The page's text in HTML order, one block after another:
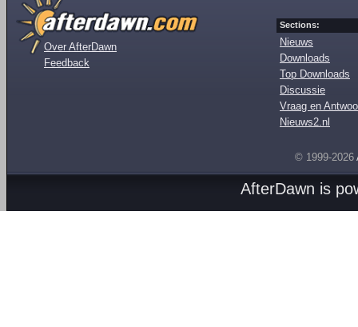
Over AfterDawn
Feedback
Sections:
Nieuws
Downloads
Top Downloads
Discussie
Vraag en
Nieuws2.nl
© 1999-2026
AfterDawn is